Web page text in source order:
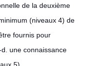
de la deuxième
(niveaux 4) de
fournis pour
une connaissance